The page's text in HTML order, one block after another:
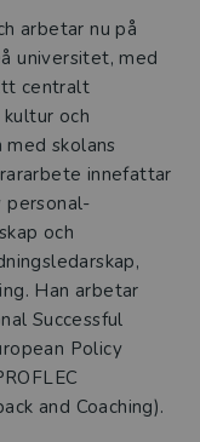
arbetar nu på
universitet, med
centralt
och
med skolans
innefattar
personal­
och
Han arbetar
Successful
Policy
and Coaching).